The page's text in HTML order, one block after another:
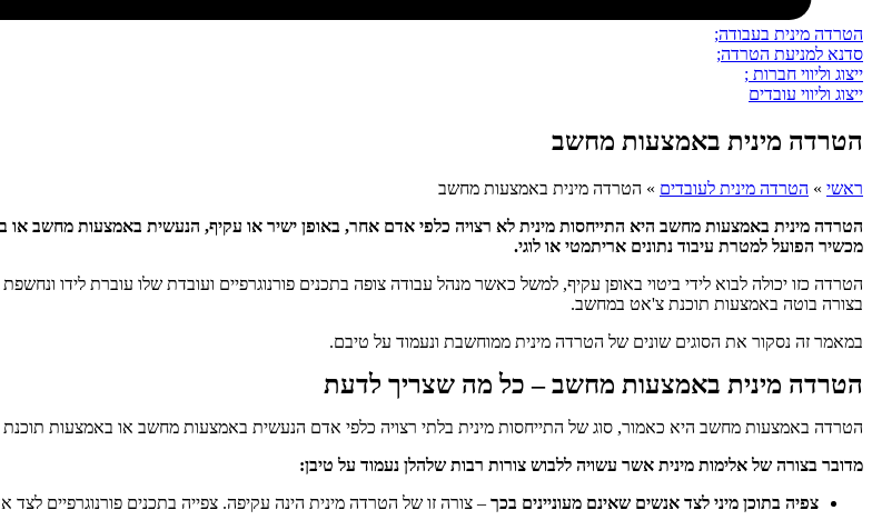
הטרדה מינית בעבודה;
סדנא למניעת הטרדה;
ייצוג וליווי חברות ;
ייצוג וליווי עובדים
הטרדה מינית באמצעות מחשב
ראשי » הטרדה מינית לעובדים » הטרדה מינית באמצעות מחשב
הטרדה מינית באמצעות מחשב היא התייחסות מינית לא רצויה כלפי אדם אחר, באופן ישיר או עקיף, הנעשית באמצעות מחשב
מכשיר הפועל למטרת עיבוד נתונים אריתמטי או לוגי.
הטרדה כזו יכולה לבוא לידי ביטוי באופן עקיף, למשל כאשר מנהל עבודה צופה בתכנים פורנוגרפיים ועובדת שלו עוברת לידו
בצורה בוטה באמצעות תוכנת צ'אט במחשב.
במאמר זה נסקור את הסוגים שונים של הטרדה מינית ממוחשבת ונעמוד על טיבם.
הטרדה מינית באמצעות מחשב – כל מה שצריך לדעת
הטרדה באמצעות מחשב היא כאמור, סוג של התייחסות מינית בלתי רצויה כלפי אדם הנעשית באמצעות מחשב או באמצעות
מדובר בצורה של אלימות מינית אשר עשויה ללבוש צורות רבות שלהלן נעמוד על טיבן:
צפיה בתוכן מיני לצד אנשים שאינם מעוניינים בכך – צורה זו של הטרדה מינית הינה עקיפה. צפייה בתכנים פורנוגרפיים